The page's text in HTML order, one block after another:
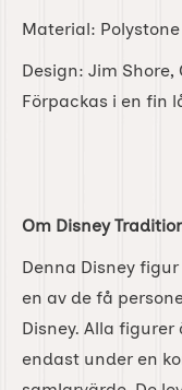
Material: Polystone
Design: Jim
Förpackas i en fin
Om Disney
Denna Disney
en av de få
Disney. Alla
endast under en